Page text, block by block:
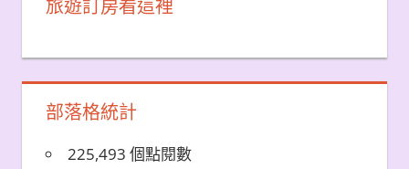
部落格統計
225,493 個點閱數